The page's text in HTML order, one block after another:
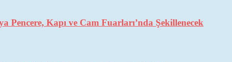
Pencere, Kapı ve Cam Fuarları’nda Şekillenecek